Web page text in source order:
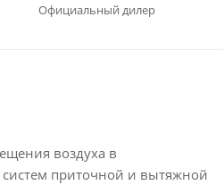
Официальный дилер
воздуха в
приточной и вытяжной